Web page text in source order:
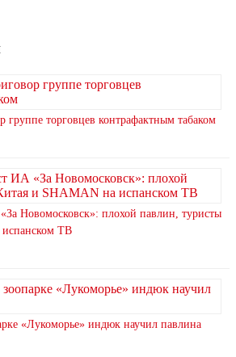
группе торговцев контрафактным табаком
Новомосковск»: плохой павлин, туристы
ТВ
«Лукоморье» индюк научил павлина